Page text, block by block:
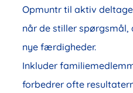
Opmuntr til aktiv
når de stiller
nye færdigheder.
Inkluder
forbedrer ofte